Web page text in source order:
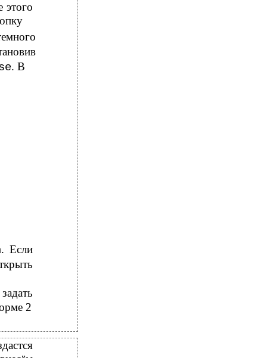
этого
. В
. Если
2